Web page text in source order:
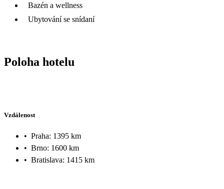
Bazén a wellness
Ubytování se snídaní
Poloha hotelu
Vzdálenost
• Praha: 1395 km
• Brno: 1600 km
• Bratislava: 1415 km